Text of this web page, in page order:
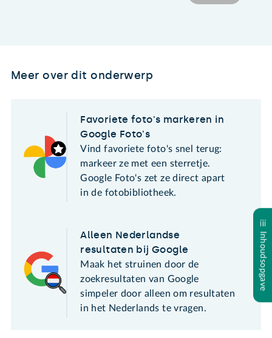
Inhoudsopgave
Meer over dit onderwerp
Favoriete foto's markeren in
Google Foto's
Vind favoriete foto's snel terug:
markeer ze met een sterretje.
Google Foto's zet ze direct apart
in de fotobibliotheek.
Alleen Nederlandse
resultaten bij Google
Maak het struinen door de
zoekresultaten van Google
simpeler door alleen om resultaten
in het Nederlands te vragen.